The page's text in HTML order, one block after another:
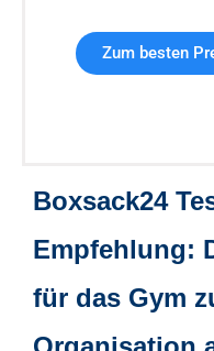
Zum besten
Boxsack24
Empfehlung:
für das Gym